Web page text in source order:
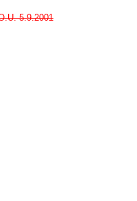
5.9.2001